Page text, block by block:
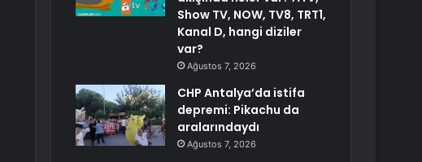
Show TV, NOW, TV8, TRT1,
Kanal D, hangi diziler
var?
Ağustos 7, 2026
CHP Antalya’da istifa
depremi: Pikachu da
aralarındaydı
Ağustos 7, 2026